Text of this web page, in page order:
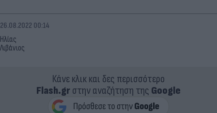
Ηλίας
Λιβάνιος
26.08.2022 00:14
Κάνε κλικ και δες περισσότερο
Flash.grστην αναζήτηση της Google